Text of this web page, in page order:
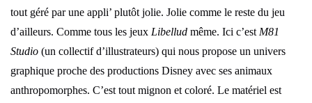
tout géré par une appli’ plutôt jolie. Jolie comme le reste du jeu
d’ailleurs. Comme tous les jeux Libellud même. Ici c’est M81
Studio (un collectif d’illustrateurs) qui nous propose un univers
graphique proche des productions Disney avec ses animaux
anthropomorphes. C’est tout mignon et coloré. Le matériel est